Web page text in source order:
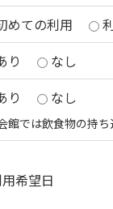
めての利用
り なし
り なし
館では飲食物の持
希望日